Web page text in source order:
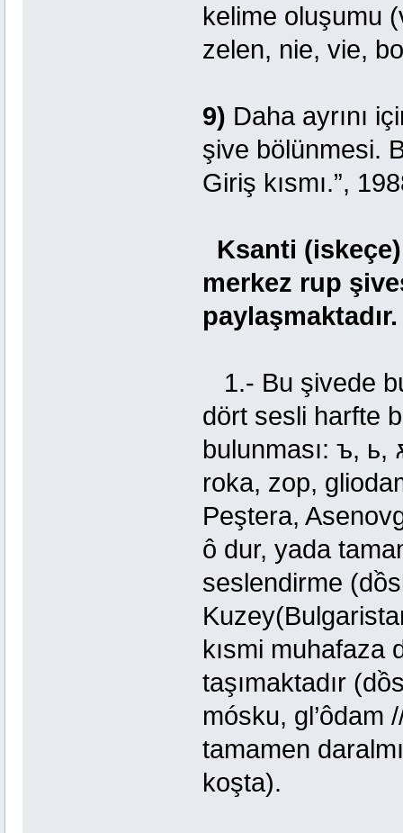
kelime oluşumu
zelen, nie, vie,
9) Daha ayrını
şive bölünmesi.
Giriş kısmı.”,
Ksanti
merkez rup
paylaşmaktadır.
1.- Bu şivede
dört sesli harfte
bulunması: ъ,
roka, zop,
Peştera,
ô dur, yada
seslendirme
kısmi muhafaza
taşımaktadır
mósku, gl’ôdam
tamamen
koşta).